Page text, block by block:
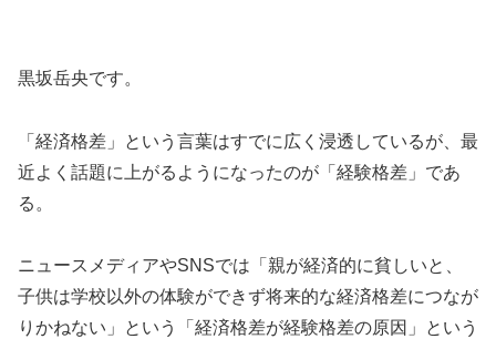
黒坂岳央です。
「経済格差」という言葉はすでに広く浸透しているが、最
近よく話題に上がるようになったのが「経験格差」であ
る。
ニュースメディアやSNSでは「親が経済的に貧しいと、
子供は学校以外の体験ができず将来的な経済格差につなが
りかねない」という「経済格差が経験格差の原因」という